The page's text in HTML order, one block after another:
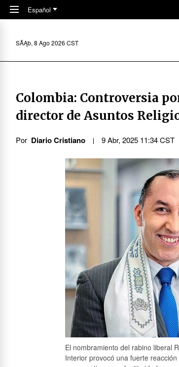
Skip to main content
Español
SĂĄb, 8 Ago 2026 CST
Colombia: Controversia
director de Asuntos
Por Diario Cristiano 9 Abr, 2025 11:34 CST
El nombramiento del rabino liberal
Interior provocó una fuerte